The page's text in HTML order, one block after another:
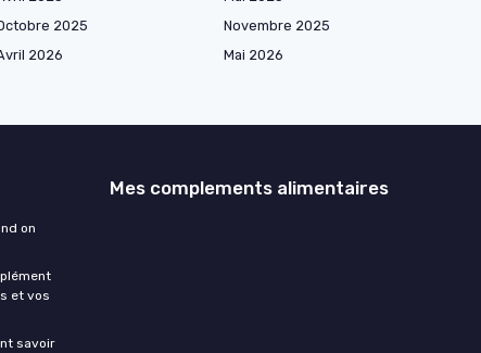
2025
Novembre 2025
2026
Mai 2026
on
et vos
savoir
Mes complements alimentaires